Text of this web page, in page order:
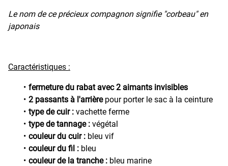
Le nom de ce précieux compagnon signifie "corbeau" en
japonais
Caractéristiques :
fermeture du rabat avec 2 aimants invisibles
2 passants à l'arrièrepour porter le sac à la ceinture
type de cuir : vachette ferme
type de tannage : végétal
couleur du cuir : bleu vif
couleur du fil : bleu
couleur de la tranche : bleu marine